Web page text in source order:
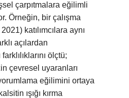
çarpıtmalara eğilimli
Örneğin, bir çalışma
katılımcılara aynı
açılardan
ölçtü;
çevresel uyaranları
eğilimini ortaya
ışığı kırma